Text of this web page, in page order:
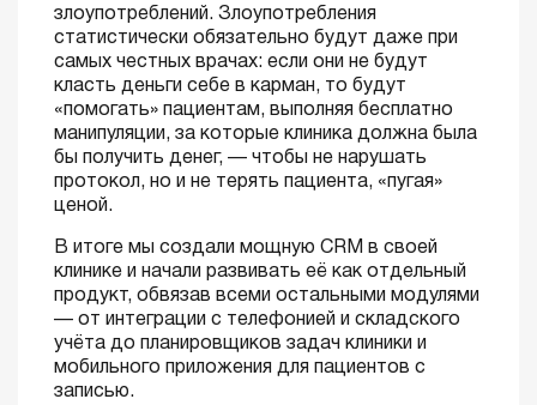
злоупотреблений. Злоупотребления
статистически обязательно будут даже при
самых честных врачах: если они не будут
класть деньги себе в карман, то будут
«помогать» пациентам, выполняя бесплатно
манипуляции, за которые клиника должна была
бы получить денег, — чтобы не нарушать
протокол, но и не терять пациента, «пугая»
ценой.
В итоге мы создали мощную CRM в своей
клинике и начали развивать её как отдельный
продукт, обвязав всеми остальными модулями
— от интеграции с телефонией и складского
учёта до планировщиков задач клиники и
мобильного приложения для пациентов с
записью.